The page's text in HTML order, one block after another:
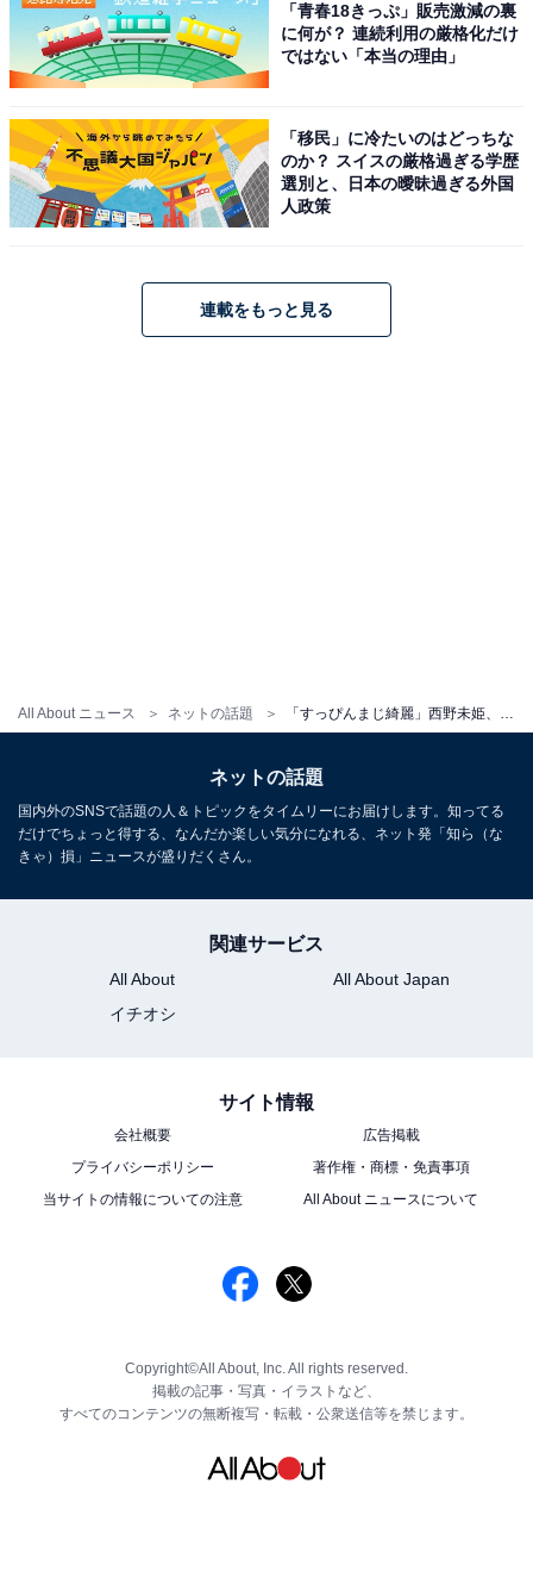
All About ニュース ネットの話題
「青春18きっぷ」販売激減の裏
に何が？ 連続利用の厳格化だけ
ではない「本当の理由」
「移民」に冷たいのはどっちな
のか？ スイスの厳格過ぎる学歴
選別と、日本の曖昧過ぎる外国
人政策
連載をもっと見る
ネットの話題
国内外のSNSで話題の人＆トピックをタイムリーにお届けします。知ってる
だけでちょっと得する、なんだか楽しい気分になれる、ネット発「知ら（な
きゃ）損」ニュースが盛りだくさん。
関連サービス
All About
All About Japan
イチオシ
サイト情報
会社概要
広告掲載
プライバシーポリシー
著作権・商標・免責事項
当サイトの情報についての注意
All About ニュースについて
Copyright©All About, Inc. All rights reserved.
掲載の記事・写真・イラストなど、
すべてのコンテンツの無断複写・転載・公衆送信等を禁じます。